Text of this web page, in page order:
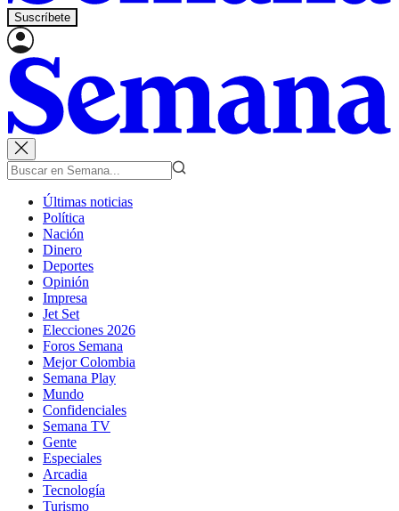
Suscríbete
Últimas noticias
Política
Nación
Dinero
Deportes
Opinión
Impresa
Jet Set
Elecciones 2026
Foros Semana
Mejor Colombia
Semana Play
Mundo
Confidenciales
Semana TV
Gente
Especiales
Arcadia
Tecnología
Turismo